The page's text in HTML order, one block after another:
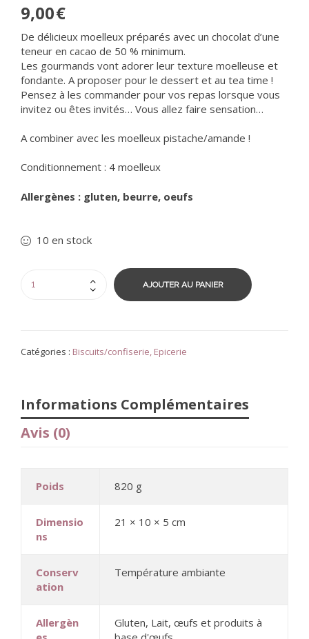
9,00€
De délicieux moelleux préparés avec un chocolat d’une
teneur en cacao de 50 % minimum.
Les gourmands vont adorer leur texture moelleuse et
fondante. A proposer pour le dessert et au tea time !
Pensez à les commander pour vos repas lorsque vous
invitez ou êtes invités… Vous allez faire sensation…
A combiner avec les moelleux pistache/amande !
Conditionnement : 4 moelleux
Allergènes : gluten, beurre, oeufs
10 en stock
AJOUTER AU PANIER
Catégories : Biscuits/confiserie, Epicerie
Informations Complémentaires
Avis (0)
Poids 820 g
Dimensio
ns
21 × 10 × 5 cm
Conserv
ation
Température ambiante
Allergèn
Gluten, Lait, œufs et produits à